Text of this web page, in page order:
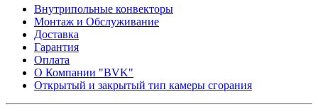
Внутрипольные конвекторы
Монтаж и Обслуживание
Доставка
Гарантия
Оплата
О Компании "BVK"
Открытый и закрытый тип камеры сгорания